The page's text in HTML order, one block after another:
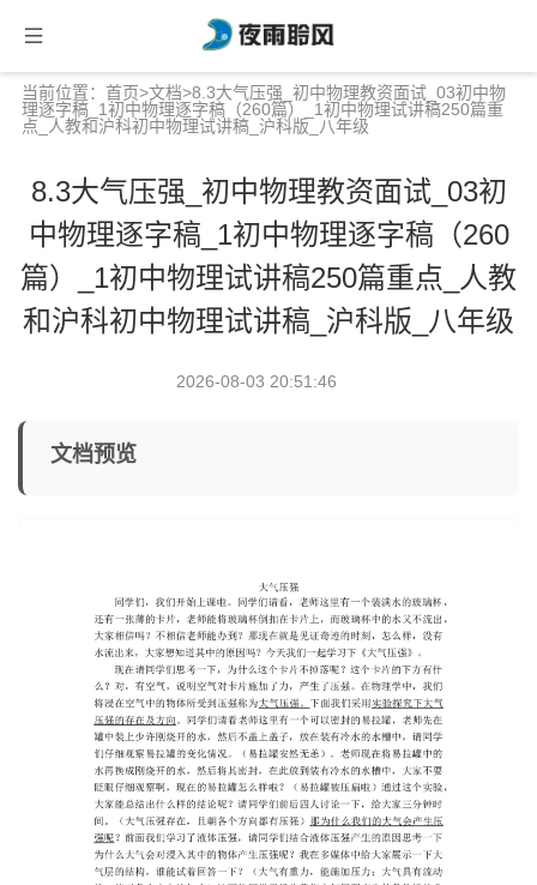
当前位置： 首页>文档>8.3大气压强_初中物理教资面试_03初中物
理逐字稿_1初中物理逐字稿（260篇）_1初中物理试讲稿250篇重
点_人教和沪科初中物理试讲稿_沪科版_八年级
8.3大气压强_初中物理教资面试_03初
中物理逐字稿_1初中物理逐字稿（260
篇）_1初中物理试讲稿250篇重点_人教
和沪科初中物理试讲稿_沪科版_八年级
2026-08-03 20:51:46
文档预览